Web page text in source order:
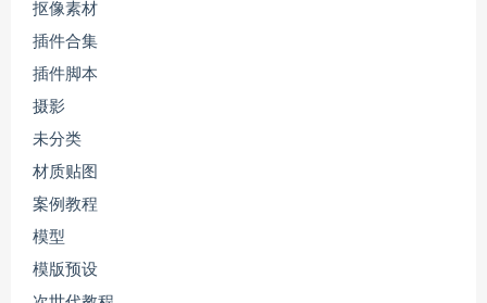
抠像素材
插件合集
插件脚本
摄影
未分类
材质贴图
案例教程
模型
模版预设